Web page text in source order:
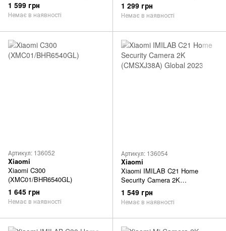
1 599 грн
Немає в наявності
1 299 грн
Немає в наявності
Артикул: 136052
Xiaomi
Xiaomi C300
(XMC01/BHR6540GL)
1 645 грн
Немає в наявності
Артикул: 136054
Xiaomi
Xiaomi IMILAB C21 Home
Security Camera 2K
(CMSXJ38A) Global 2023
1 549 грн
Немає в наявності